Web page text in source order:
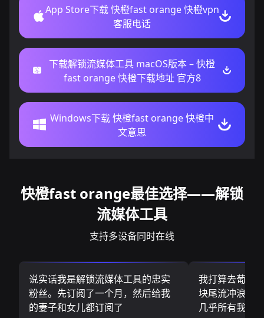
App Store下载 快橙fast orange 快橙vpn
客服电话
下载解锁流媒体工具 macOS版本 – 快橙
fast orange 快橙下载地址 官方8
Windows下载 快橙fast orange 快橙中
文意思
快橙fast orange最佳选择——解锁
流媒体工具
支持多设备同时在线
说实话我是解锁流媒体工具的忠实
粉丝。先订阅了一个月，然后给我
的妻子和女儿都订阅了
我打算去葡萄
块尾流冲浪板
几乎所有我需